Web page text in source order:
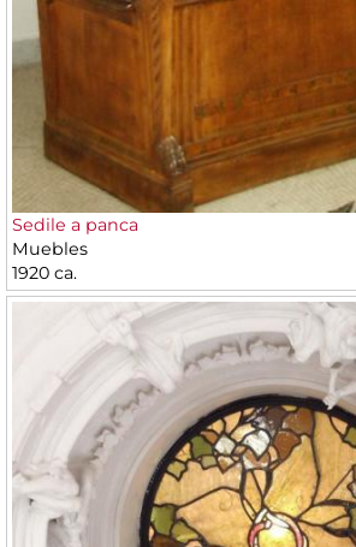
Sedile a panca
Muebles
1920 ca.